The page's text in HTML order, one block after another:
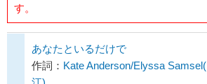
す。
あなたといるだけで
作詞： Kate Anderson/Elyssa